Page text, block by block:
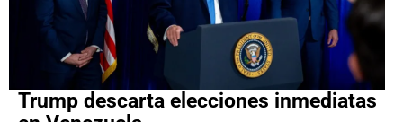
Trump descarta elecciones inmediatas